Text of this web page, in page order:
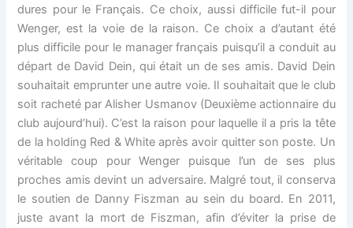
dures pour le Français. Ce choix, aussi difficile fut-il pour
Wenger, est la voie de la raison. Ce choix a d’autant été
plus difficile pour le manager français puisqu’il a conduit au
départ de David Dein, qui était un de ses amis. David Dein
souhaitait emprunter une autre voie. Il souhaitait que le club
soit racheté par Alisher Usmanov (Deuxième actionnaire du
club aujourd’hui). C’est la raison pour laquelle il a pris la tête
de la holding Red & White après avoir quitter son poste. Un
véritable coup pour Wenger puisque l’un de ses plus
proches amis devint un adversaire. Malgré tout, il conserva
le soutien de Danny Fiszman au sein du board. En 2011,
juste avant la mort de Fiszman, afin d’éviter la prise de